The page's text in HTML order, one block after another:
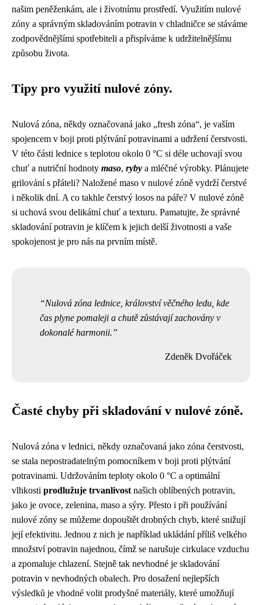
našim peněženkám, ale i životnímu prostředí. Využitím nulové
zóny a správným skladováním potravin v chladničce se stáváme
zodpovědnějšími spotřebiteli a přispíváme k udržitelnějšímu
způsobu života.
Tipy pro využití nulové zóny.
Nulová zóna, někdy označovaná jako „fresh zóna“, je vaším
spojencem v boji proti plýtvání potravinami a udržení čerstvosti.
V této části lednice s teplotou okolo 0 °C si déle uchovají svou
chuť a nutriční hodnoty maso, ryby a mléčné výrobky. Plánujete
grilování s přáteli? Naložené maso v nulové zóně vydrží čerstvé
i několik dní. A co takhle čerstvý losos na páře? V nulové zóně
si uchová svou delikátní chuť a texturu. Pamatujte, že správné
skladování potravin je klíčem k jejich delší životnosti a vaše
spokojenost je pro nás na prvním místě.
Nulová zóna lednice, království věčného ledu, kde
čas plyne pomaleji a chutě zůstávají zachovány v
dokonalé harmonii.
Zdeněk Dvořáček
Časté chyby při skladování v nulové zóně.
Nulová zóna v lednici, někdy označovaná jako zóna čerstvosti,
se stala nepostradatelným pomocníkem v boji proti plýtvání
potravinami. Udržováním teploty okolo 0 °C a optimální
vlhkosti prodlužuje trvanlivost našich oblíbených potravin,
jako je ovoce, zelenina, maso a sýry. Přesto i při používání
nulové zóny se můžeme dopouštět drobných chyb, které snižují
její efektivitu. Jednou z nich je například ukládání příliš velkého
množství potravin najednou, čímž se narušuje cirkulace vzduchu
a zpomaluje chlazení. Stejně tak nevhodné je skladování
potravin v nevhodných obalech. Pro dosažení nejlepších
výsledků je vhodné volit prodyšné materiály, které umožňují